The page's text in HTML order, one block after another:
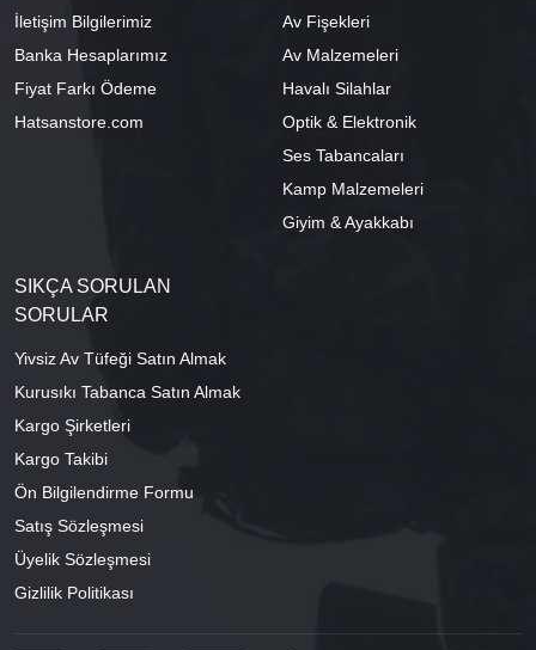
İletişim Bilgilerimiz
Banka Hesaplarımız
Fiyat Farkı Ödeme
Hatsanstore.com
Av Fişekleri
Av Malzemeleri
Havalı Silahlar
Optik & Elektronik
Ses Tabancaları
Kamp Malzemeleri
Giyim & Ayakkabı
SIKÇA SORULAN
SORULAR
Yivsiz Av Tüfeği Satın Almak
Kurusıkı Tabanca Satın Almak
Kargo Şirketleri
Kargo Takibi
Ön Bilgilendirme Formu
Satış Sözleşmesi
Üyelik Sözleşmesi
Gizlilik Politikası